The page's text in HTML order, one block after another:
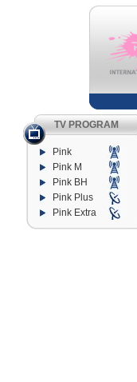
TV PROGRAM
Pink
Pink M
Pink BH
Pink Plus
Pink Extra